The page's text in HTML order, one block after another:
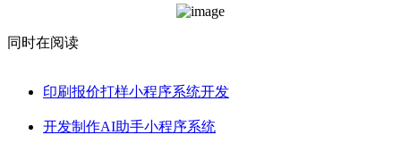
同时在阅读
印刷报价打样小程序系统开发
开发制作AI助手小程序系统